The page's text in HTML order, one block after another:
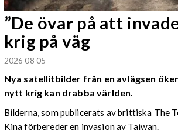
”De övar på att
krig på väg
2026 08 05
Nya satellitbilder från en avlägsen
nytt krig kan drabba världen.
Bilderna, som publicerats av brittiska The
Kina förbereder en invasion av Taiwan.